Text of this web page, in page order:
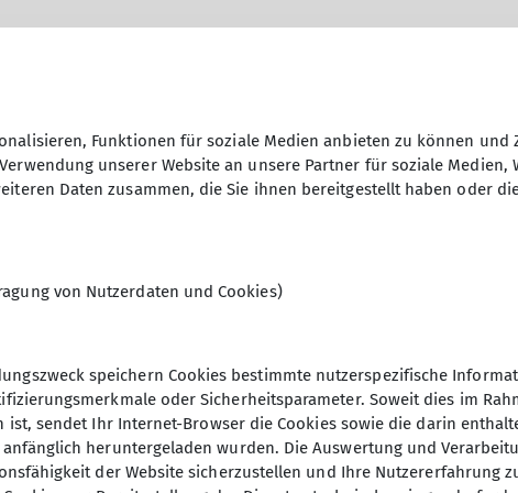
Ort
Funktionen für soziale Medien anbieten zu können und
unserer Website an unsere Partner für soziale Medien,
Daten zusammen, die Sie ihnen bereitgestellt haben oder
von Nutzerdaten und Cookies)
speichern Cookies bestimmte nutzerspezifische
oder Sicherheitsparameter. Soweit dies im
ist, sendet Ihr Internet-Browser die Cookies sowie die darin
heruntergeladen wurden. Die Auswertung und
der Website sicherzustellen und Ihre Nutzererfahrung